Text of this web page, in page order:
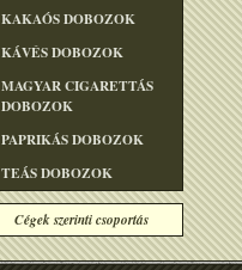
KAKAÓS DOBOZOK
KÁVÉS DOBOZOK
MAGYAR CIGARETTÁS
DOBOZOK
PAPRIKÁS DOBOZOK
TEÁS DOBOZOK
Cégek szerinti csoportás